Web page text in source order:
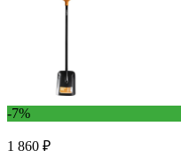
-7%
1 860 ₽